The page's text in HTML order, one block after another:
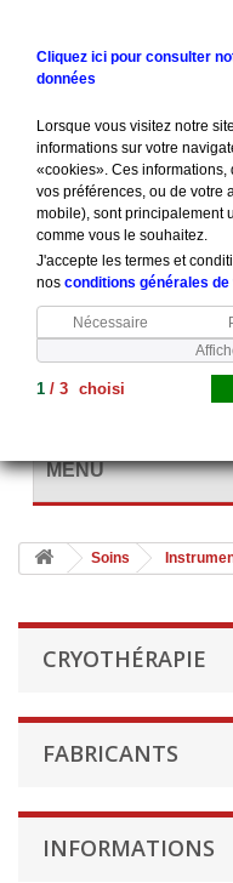
MENU
Soins
CRYOTHÉRAPIE
FABRICANTS
INFORMATIONS
Cliquez ici pour consulter
données
Lorsque vous visitez notre
informations sur votre
«cookies». Ces
vos préférences, ou de votre
mobile), sont principalement
comme vous le souhaitez.
J'accepte les termes et
nos conditions générales de
Nécessaire
1 /3 choisi